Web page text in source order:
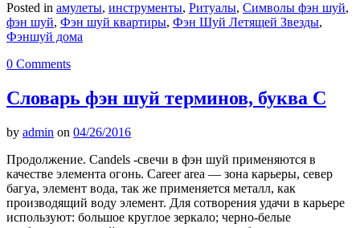
Posted in амулеты, инструменты, Ритуалы, Символы фэн шуй,
фэн шуй, Фэн шуй квартиры, Фэн Шуй Летящей Звезды,
Фэншуй дома
0 Comments
Словарь фэн шуй терминов, буква C
by admin on 04/26/2016
Продолжение. Candels -свечи в фэн шуй применяются в
качестве элемента огонь. Career area — зона карьеры, север
багуа, элемент вода, так же применяется металл, как
производящий воду элемент. Для сотворения удачи в карьере
используют: большое круглое зеркало; черно-белые